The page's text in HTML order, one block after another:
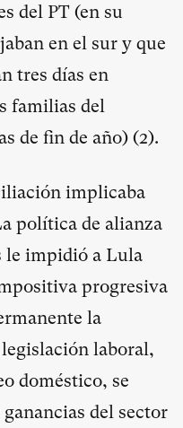
del PT (en su
en el sur y que
tres días en
familias del
de fin de año) (2).
implicaba
política de alianza
le impidió a Lula
progresiva
la
laboral,
doméstico, se
del sector